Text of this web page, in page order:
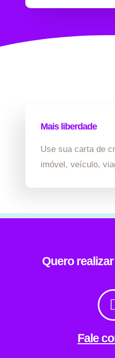
Mais liberdade
Use sua carta de
imóvel, veículo,
Quero
Fale